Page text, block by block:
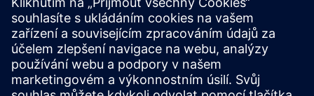
Využijte pokročilé ovládací prvky ve vašem
kogeneračním rozváděči řízení výkonu k optimalizaci
rekuperace tepla. Navrhněte systémy tak, aby
fungovaly paralelně s nástrojem pro vyváženou energii
a teplo.